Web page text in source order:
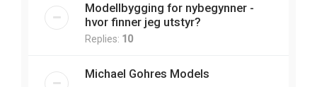
Modellbygging for nybegynner -
hvor finner jeg utstyr?
Replies: 10
Michael Gohres Models